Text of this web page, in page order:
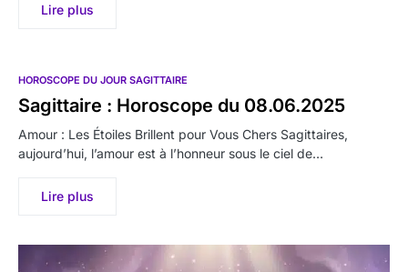
Lire plus
HOROSCOPE DU JOUR SAGITTAIRE
Sagittaire : Horoscope du 08.06.2025
Amour : Les Étoiles Brillent pour Vous Chers Sagittaires,
aujourd’hui, l’amour est à l’honneur sous le ciel de…
Lire plus